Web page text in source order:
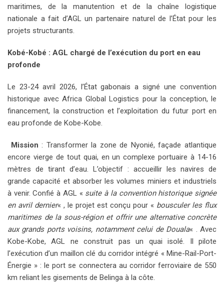
maritimes, de la manutention et de la chaîne logistique
nationale a fait d’AGL un partenaire naturel de l’État pour les
projets structurants.
Kobé-Kobé : AGL chargé de l’exécution du port en eau
profonde
Le 23-24 avril 2026, l’État gabonais a signé une convention
historique avec Africa Global Logistics pour la conception, le
financement, la construction et l’exploitation du futur port en
eau profonde de Kobe-Kobe.
Mission : Transformer la zone de Nyonié, façade atlantique
encore vierge de tout quai, en un complexe portuaire à 14-16
mètres de tirant d’eau. L’objectif : accueillir les navires de
grande capacité et absorber les volumes miniers et industriels
à venir. Confié à AGL « suite à la convention historique signée
en avril dernier« , le projet est conçu pour « bousculer les flux
maritimes de la sous-région et offrir une alternative concrète
aux grands ports voisins, notamment celui de Douala« . Avec
Kobe-Kobe, AGL ne construit pas un quai isolé. Il pilote
l’exécution d’un maillon clé du corridor intégré « Mine-Rail-Port-
Énergie » : le port se connectera au corridor ferroviaire de 550
km reliant les gisements de Belinga à la côte.